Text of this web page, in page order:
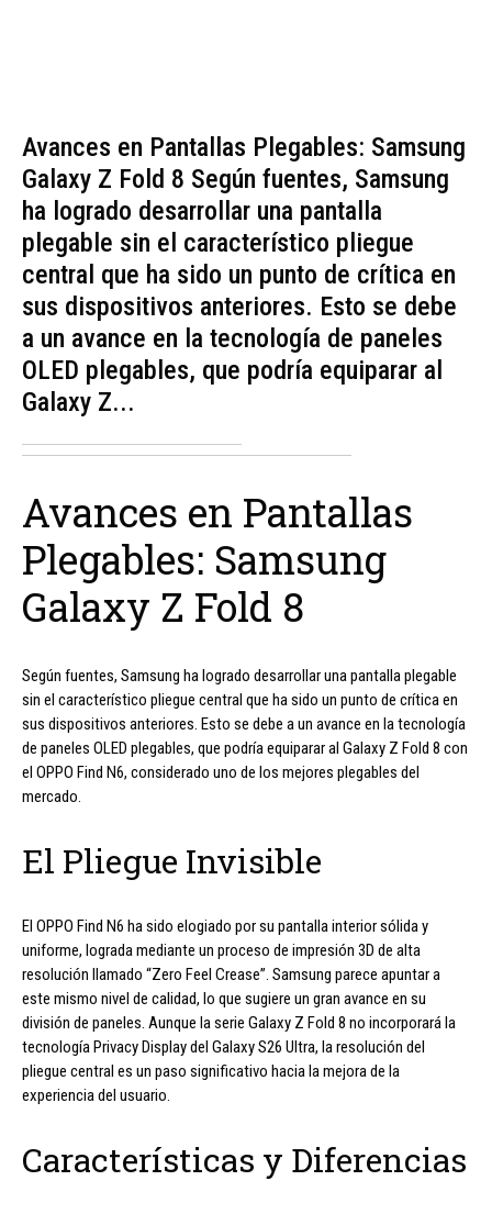
Avances en Pantallas Plegables: Samsung
Galaxy Z Fold 8 Según fuentes, Samsung
ha logrado desarrollar una pantalla
plegable sin el característico pliegue
central que ha sido un punto de crítica en
sus dispositivos anteriores. Esto se debe
a un avance en la tecnología de paneles
OLED plegables, que podría equiparar al
Galaxy Z...
Avances en Pantallas
Plegables: Samsung
Galaxy Z Fold 8
Según fuentes, Samsung ha logrado desarrollar una pantalla plegable
sin el característico pliegue central que ha sido un punto de crítica en
sus dispositivos anteriores. Esto se debe a un avance en la tecnología
de paneles OLED plegables, que podría equiparar al Galaxy Z Fold 8 con
el OPPO Find N6, considerado uno de los mejores plegables del
mercado.
El Pliegue Invisible
El OPPO Find N6 ha sido elogiado por su pantalla interior sólida y
uniforme, lograda mediante un proceso de impresión 3D de alta
resolución llamado “Zero Feel Crease”. Samsung parece apuntar a
este mismo nivel de calidad, lo que sugiere un gran avance en su
división de paneles. Aunque la serie Galaxy Z Fold 8 no incorporará la
tecnología Privacy Display del Galaxy S26 Ultra, la resolución del
pliegue central es un paso significativo hacia la mejora de la
experiencia del usuario.
Características y Diferencias